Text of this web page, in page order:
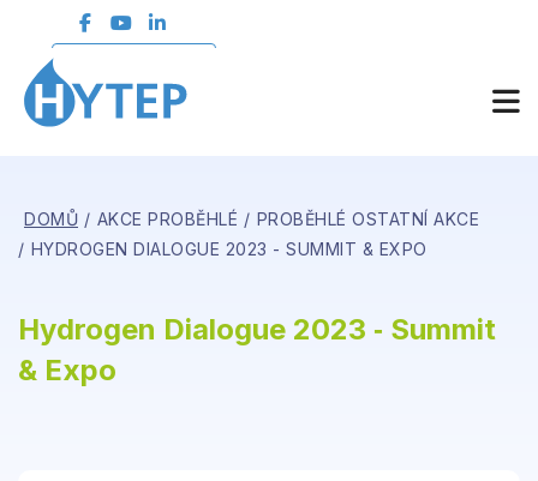
DOMŮ AKCE PROBĚHLÉ
PROBĚHLÉ OSTATNÍ AKCE
HYDROGEN DIALOGUE 2023 - SUMMIT & EXPO
Hydrogen Dialogue 2023 ‑ Summit
& Expo